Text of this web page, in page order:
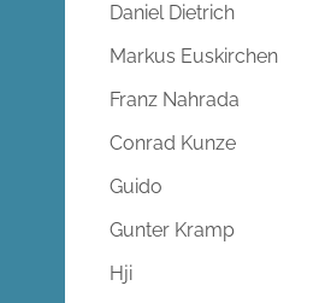
Daniel Dietrich
Markus Euskirchen
Franz Nahrada
Conrad Kunze
Guido
Gunter Kramp
Hji